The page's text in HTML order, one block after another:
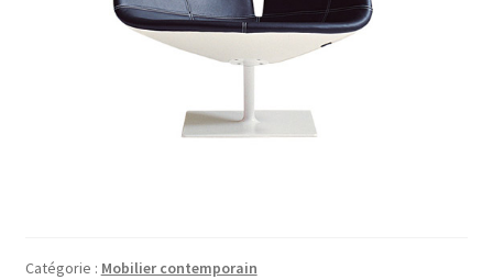
Catégorie : Mobilier contemporain